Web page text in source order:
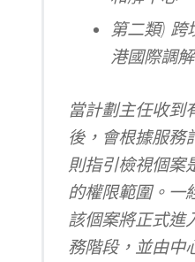
第二類)
港國際調
當計劃主任收到
後，會根據服務
則指引檢視個案
的權限範圍。一
該個案將正式進
務階段，並由中